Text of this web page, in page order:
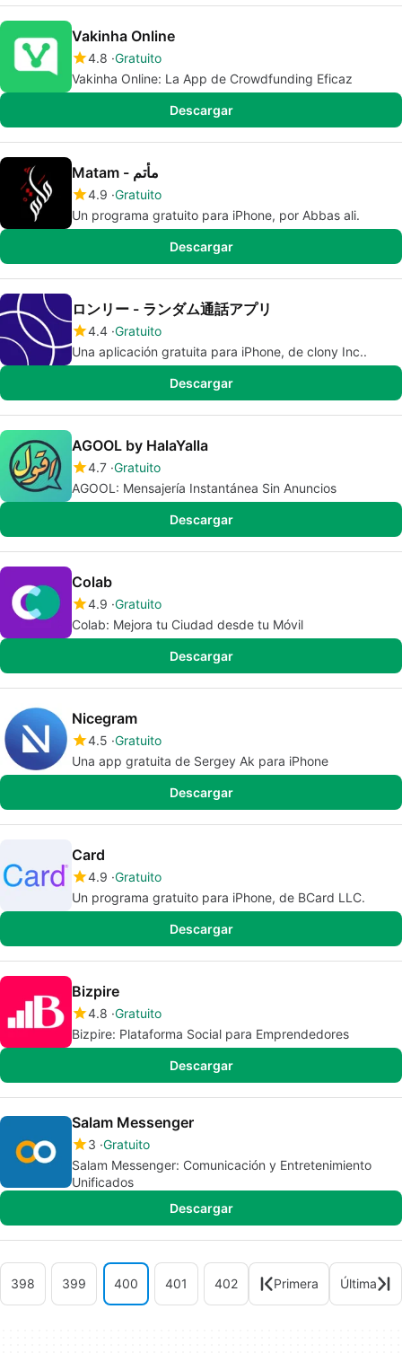
Vakinha Online
4.8 Gratuito
Vakinha Online: La App de Crowdfunding Eficaz
Descargar
Matam - مأتم
4.9 Gratuito
Un programa gratuito para iPhone, por Abbas ali.
Descargar
ロンリー - ランダム通話アプリ
4.4 Gratuito
Una aplicación gratuita para iPhone, de clony Inc..
Descargar
AGOOL by HalaYalla
4.7 Gratuito
AGOOL: Mensajería Instantánea Sin Anuncios
Descargar
Colab
4.9 Gratuito
Colab: Mejora tu Ciudad desde tu Móvil
Descargar
Nicegram
4.5 Gratuito
Una app gratuita de Sergey Ak para iPhone
Descargar
Card
4.9 Gratuito
Un programa gratuito para iPhone, de BCard LLC.
Descargar
Bizpire
4.8 Gratuito
Bizpire: Plataforma Social para Emprendedores
Descargar
Salam Messenger
3 Gratuito
Salam Messenger: Comunicación y Entretenimiento
Unificados
Descargar
398 399 400 401 402 Primera Última